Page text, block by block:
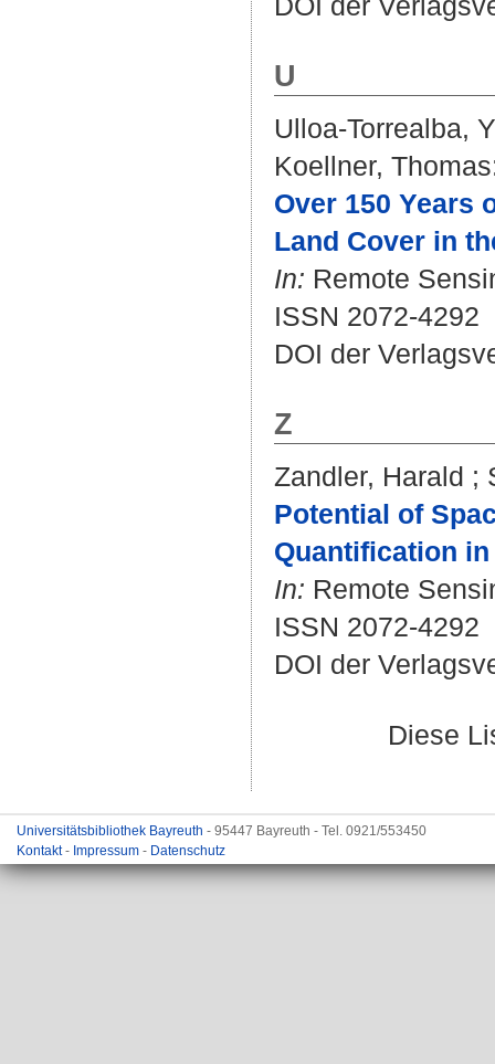
U
Ulloa-Torrealba,
Koellner, Thomas
Over 150 Years
Land Cover in
In: Remote
ISSN 2072-4292
DOI der
Z
Zandler, Harald ;
Potential of
Quantification
In: Remote
ISSN 2072-4292
DOI der
Diese
Universitätsbibliothek Bayreuth - 95447 Bayreuth - Tel. 0921/553450
Kontakt- Impressum - Datenschutz